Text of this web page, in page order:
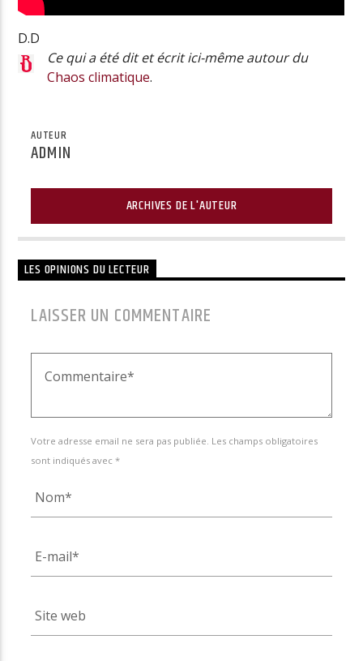
D.D
Ce qui a été dit et écrit ici-même autour du
Chaos climatique.
AUTEUR
ADMIN
ARCHIVES DE L'AUTEUR
LES OPINIONS DU LECTEUR
LAISSER UN COMMENTAIRE
Votre adresse email ne sera pas publiée. Les champs obligatoires
sont indiqués avec *